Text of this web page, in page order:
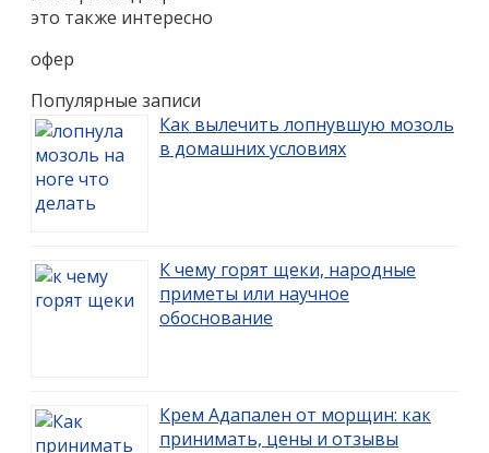
это также интересно
офер
Популярные записи
Как вылечить лопнувшую мозоль
в домашних условиях
К чему горят щеки, народные
приметы или научное
обоснование
Крем Адапален от морщин: как
принимать, цены и отзывы